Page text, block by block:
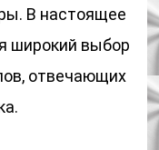
В настоящее
широкий выбор
отвечающих